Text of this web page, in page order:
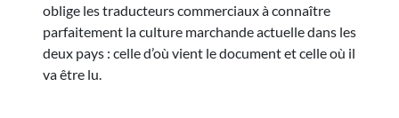
oblige les traducteurs commerciaux à connaître
parfaitement la culture marchande actuelle dans les
deux pays : celle d’où vient le document et celle où il
va être lu.